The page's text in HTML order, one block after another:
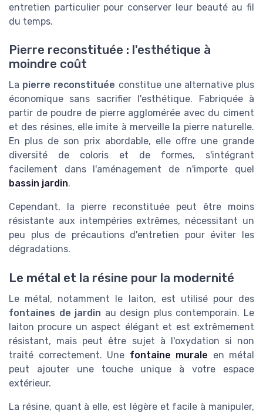
entretien particulier pour conserver leur beauté au fil
du temps.
Pierre reconstituée : l'esthétique à
moindre coût
La pierre reconstituée constitue une alternative plus
économique sans sacrifier l'esthétique. Fabriquée à
partir de poudre de pierre agglomérée avec du ciment
et des résines, elle imite à merveille la pierre naturelle.
En plus de son prix abordable, elle offre une grande
diversité de coloris et de formes, s'intégrant
facilement dans l'aménagement de n'importe quel
bassin jardin.
Cependant, la pierre reconstituée peut être moins
résistante aux intempéries extrêmes, nécessitant un
peu plus de précautions d'entretien pour éviter les
dégradations.
Le métal et la résine pour la modernité
Le métal, notamment le laiton, est utilisé pour des
fontaines de jardin au design plus contemporain. Le
laiton procure un aspect élégant et est extrêmement
résistant, mais peut être sujet à l'oxydation si non
traité correctement. Une fontaine murale en métal
peut ajouter une touche unique à votre espace
extérieur.
La résine, quant à elle, est légère et facile à manipuler,